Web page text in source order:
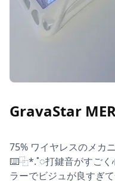
GravaStar
75% ワイヤレスのメカ
⌨️⿻*.˚◌打鍵音がすごく
ラーでビジュが良すぎ